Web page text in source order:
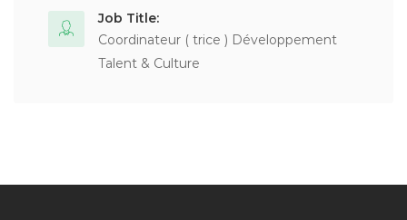
Job Title:
Coordinateur ( trice ) Développement
Talent & Culture